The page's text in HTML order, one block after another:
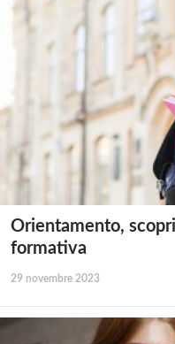
Orientamento,
formativa
29 novembre 2023